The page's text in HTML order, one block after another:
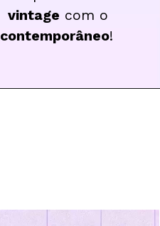
vintage
contemporâneo!